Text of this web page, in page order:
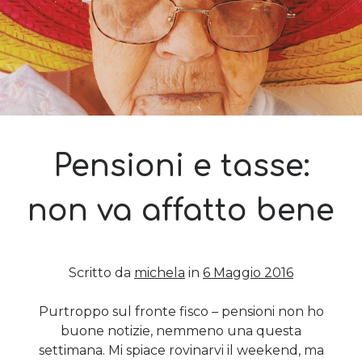
SarasuDel 2023 e di come la mia famiglia sta affrontando la
sclerosi multipla
michelasuDel 2023 e di come la mia famiglia sta affrontando la
sclerosi multipla
michela
su
Del 2023 e di come la mia famiglia sta affrontando la
sclerosi multipla
GuyasuDel 2023 e di come la mia famiglia sta affrontando la
Cerca
Archivi
Archivi
Pensioni e tasse:
non va affatto bene
Scritto da michela in 6 Maggio 2016
Purtroppo sul fronte fisco – pensioni non ho
buone notizie, nemmeno una questa
settimana. Mi spiace rovinarvi il weekend, ma